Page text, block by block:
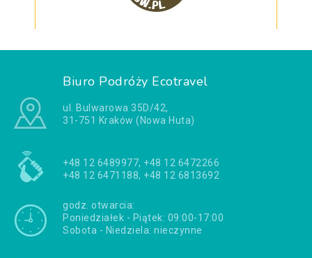
Biuro Podróży Ecotravel
ul. Bulwarowa 35D/42,
31-751 Kraków (Nowa Huta)
+48 12 6489977, +48 12 6472266
+48 12 6471188, +48 12 6813692
godz. otwarcia:
Poniedziałek - Piątek: 09:00-17:00
Sobota - Niedziela: nieczynne